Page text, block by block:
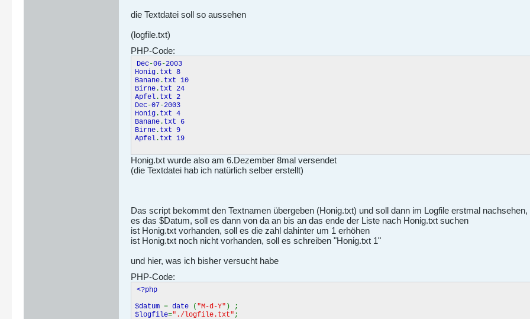
die Textdatei soll so aussehen
(logfile.txt)
PHP-Code:
Dec-06-2003
Honig . txt 8
Banane . txt 10
Birne . txt 24
Apfel . txt 2
Dec-07-2003
Honig . txt 4
Banane . txt 6
Birne . txt 9
Apfel . txt 19
Honig.txt wurde also am 6.Dezember 8mal versendet
(die Textdatei hab ich natürlich selber erstellt)
Das script bekommt den Textnamen übergeben (Honig.txt) und soll dann im Logfile erstmal
es das $Datum, soll es dann von da an bis an das ende der Liste nach Honig.txt suchen
ist Honig.txt vorhanden, soll es die zahl dahinter um 1 erhöhen
ist Honig.txt noch nicht vorhanden, soll es schreiben "Honig.txt 1"
und hier, was ich bisher versucht habe
PHP-Code:
<?php
$datum = date ( "M-d-Y" ) ;
$logfile="./logfile.txt" ;